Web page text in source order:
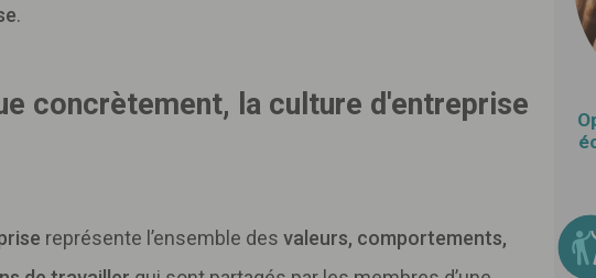
.
concrètement, la culture d'entreprise
représente l’ensemble desvaleurs, comportements,